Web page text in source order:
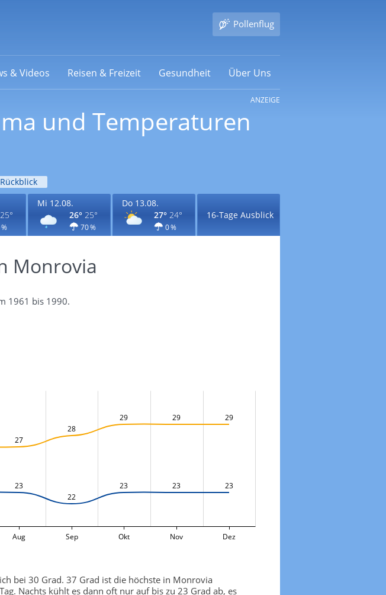
Pollenflug
& Videos Reisen & Freizeit Gesundheit Über Uns
und Temperaturen
ANZEIGE
Rückblick
25°
Mi 12.08.
26° 25°
70 %
Do 13.08.
27° 24°
0 %
16-Tage Ausblick
Monrovia
1961 bis 1990.
27
28
29 29 29
23
22
23 23 23
Aug Sep Okt Nov Dez
bei 30 Grad. 37 Grad ist die höchste in Monrovia
Nachts kühlt es dann oft nur auf bis zu 23 Grad ab, es